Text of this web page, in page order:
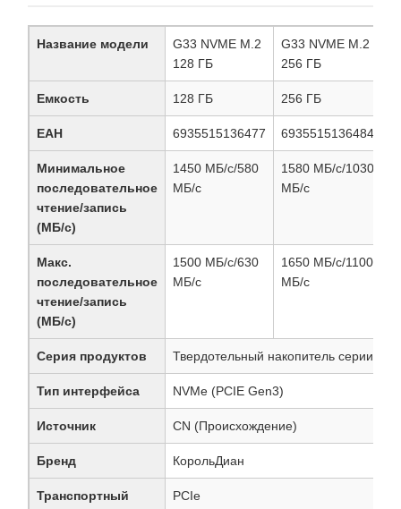
Название модели
G33 NVME M.2
128 ГБ
G33 NVME M.2
256 ГБ
Емкость 128 ГБ 256 ГБ
ЕАН 6935515136477 6935515136484
Минимальное
последовательное
чтение/запись
(МБ/с)
1450 МБ/с/580
МБ/с
1580 МБ/с/1030
МБ/с
Макс.
последовательное
чтение/запись
(МБ/с)
1500 МБ/с/630
МБ/с
1650 МБ/с/1100
МБ/с
Серия продуктов Твердотельный накопитель серии
Тип интерфейса NVMe (PCIE Gen3)
Источник CN (Происхождение)
Бренд КорольДиан
Транспортный
PCIe